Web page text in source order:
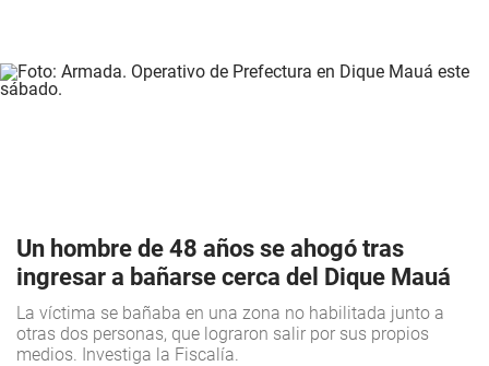
Un hombre de 48 años se ahogó tras
ingresar a bañarse cerca del Dique Mauá
La víctima se bañaba en una zona no habilitada junto a
otras dos personas, que lograron salir por sus propios
medios. Investiga la Fiscalía.